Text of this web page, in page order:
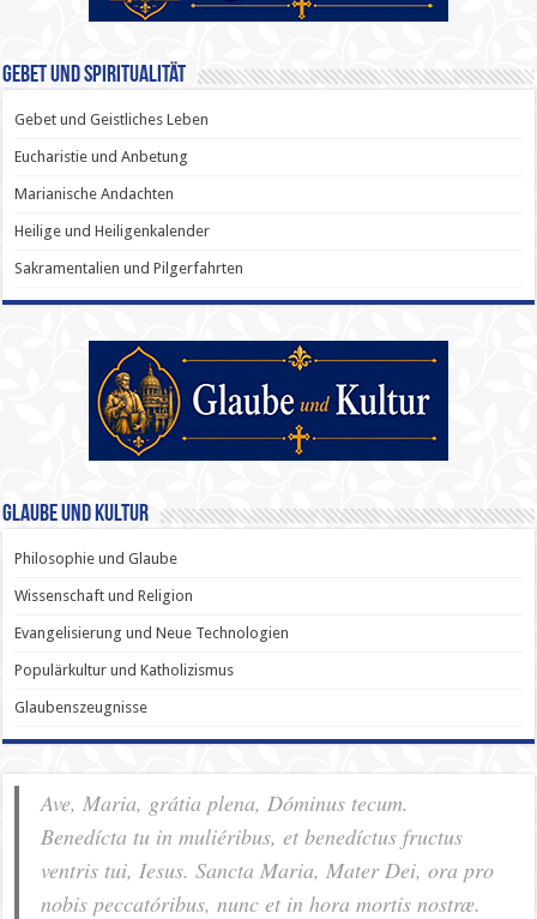
Gebet und Spiritualität
Gebet und Geistliches Leben
Eucharistie und Anbetung
Marianische Andachten
Heilige und Heiligenkalender
Sakramentalien und Pilgerfahrten
Glaube und Kultur
Philosophie und Glaube
Wissenschaft und Religion
Evangelisierung und Neue Technologien
Populärkultur und Katholizismus
Glaubenszeugnisse
Ave, Maria, grátia plena, Dóminus tecum.
Benedícta tu in muliéribus, et benedíctus fructus
ventris tui, Iesus. Sancta Maria, Mater Dei, ora pro
nobis pec­ca­tóribus, nunc et in hora mortis nostræ.